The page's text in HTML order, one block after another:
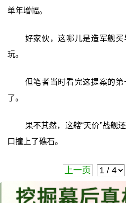
单年增幅。
好家伙，这哪儿是造军舰
玩。
但笔者当时看完这提案的
了。
果不其然，这艘“天价”战舰
口撞上了礁石。
上一页